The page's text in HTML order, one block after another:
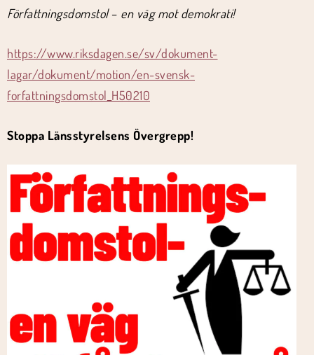
Författningsdomstol– en väg mot demokrati!
https://www.riksdagen.se/sv/dokument-
lagar/dokument/motion/en-svensk-
forfattningsdomstol_H50210
Stoppa Länsstyrelsens Övergrepp!